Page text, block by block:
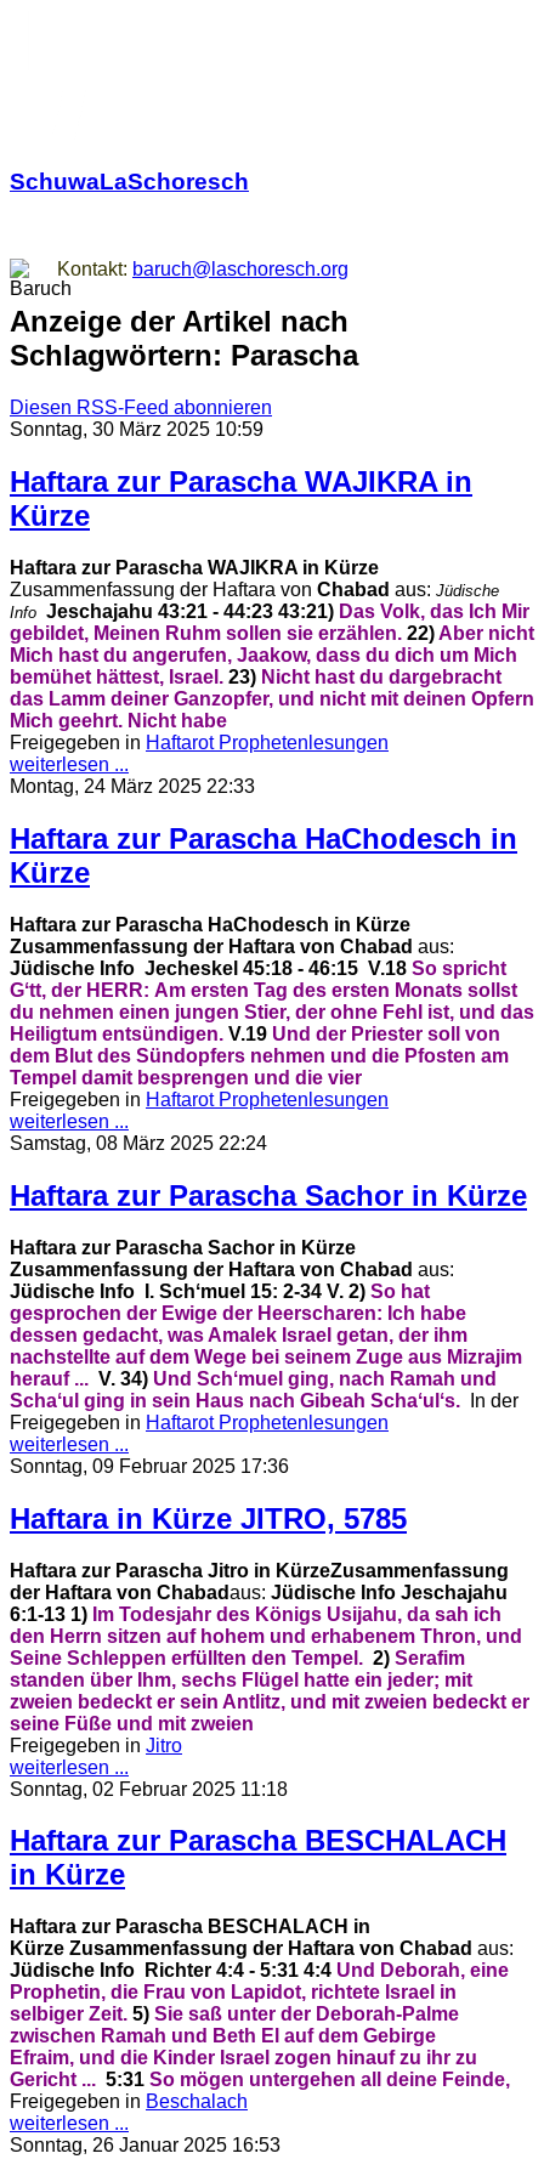
SchuwaLaSchoresch
Kontakt: baruch@laschoresch.org
Anzeige der Artikel nach
Schlagwörtern: Parascha
Diesen RSS-Feed abonnieren
Sonntag, 30 März 2025 10:59
Haftara zur Parascha WAJIKRA in
Kürze
Haftara zur Parascha WAJIKRA in Kürze
Zusammenfassung der Haftara von Chabad aus: Jüdische
Info Jeschajahu 43:21 - 44:23 43:21) Das Volk, das Ich Mir
gebildet, Meinen Ruhm sollen sie erzählen. 22)Aber nicht
Mich hast du angerufen, Jaakow, dass du dich um Mich
bemühet hättest, Israel. 23) Nicht hast du dargebracht
das Lamm deiner Ganzopfer, und nicht mit deinen Opfern
Mich geehrt. Nicht habe
Freigegeben in Haftarot Prophetenlesungen
weiterlesen ...
Montag, 24 März 2025 22:33
Haftara zur Parascha HaChodesch in
Kürze
Haftara zur Parascha HaChodesch in Kürze
Zusammenfassung der Haftara von Chabad aus:
Jüdische Info Jecheskel 45:18 - 46:15 V.18 So spricht
Gʻtt, der HERR: Am ersten Tag des ersten Monats sollst
du nehmen einen jungen Stier, der ohne Fehl ist, und das
Heiligtum entsündigen. V.19 Und der Priester soll von
dem Blut des Sündopfers nehmen und die Pfosten am
Tempel damit besprengen und die vier
Freigegeben in Haftarot Prophetenlesungen
weiterlesen ...
Samstag, 08 März 2025 22:24
Haftara zur Parascha Sachor in Kürze
Haftara zur Parascha Sachor in Kürze
Zusammenfassung der Haftara von Chabad aus:
Jüdische Info
I. Schʻmuel 15: 2-34 V. 2) So hat
gesprochen der Ewige der Heerscharen: Ich habe
dessen gedacht, was Amalek Israel getan, der ihm
nachstellte auf dem Wege bei seinem Zuge aus Mizrajim
herauf ... V. 34) Und Schʻmuel ging, nach Ramah und
Schaʻul ging in sein Haus nach Gibeah Schaʻulʻs.
In der
Freigegeben in Haftarot Prophetenlesungen
weiterlesen ...
Sonntag, 09 Februar 2025 17:36
Haftara in Kürze JITRO, 5785
Haftara zur Parascha Jitro in KürzeZusammenfassung
der Haftara von Chabadaus: Jüdische Info Jeschajahu
6:1-13 1) Im Todesjahr des Königs Usijahu, da sah ich
den Herrn sitzen auf hohem und erhabenem Thron, und
Seine Schleppen erfüllten den Tempel. 2) Serafim
standen über Ihm, sechs Flügel hatte ein jeder; mit
zweien bedeckt er sein Antlitz, und mit zweien bedeckt er
seine Füße und mit zweien
Freigegeben in Jitro
weiterlesen ...
Sonntag, 02 Februar 2025 11:18
Haftara zur Parascha BESCHALACH
in Kürze
Haftara zur Parascha BESCHALACH in
Kürze Zusammenfassung der Haftara von Chabad aus:
Jüdische Info
Richter 4:4 - 5:31 4:4 Und Deborah, eine
Prophetin, die Frau von Lapidot, richtete Israel in
selbiger Zeit. 5) Sie saß unter der Deborah-Palme
zwischen Ramah und Beth El auf dem Gebirge
Efraim, und die Kinder Israel zogen hinauf zu ihr zu
Gericht ... 5:31 So mögen untergehen all deine Feinde,
Freigegeben in Beschalach
weiterlesen ...
Sonntag, 26 Januar 2025 16:53